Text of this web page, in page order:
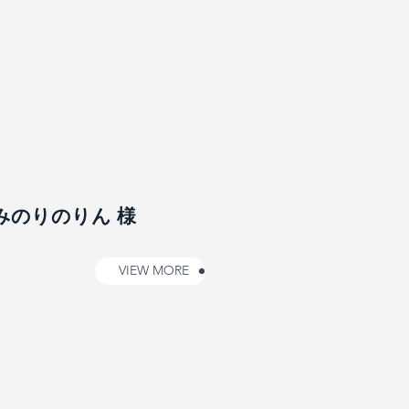
のりのりん 様
VIEW MORE